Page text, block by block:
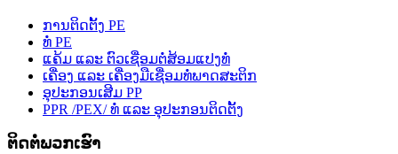
ການຕິດຕັ້ງ PE
ທໍ່ PE
ແຄ້ມ ແລະ ຕົວເຊື່ອມຕໍ່ສ້ອມແປງທໍ່
ເຄື່ອງ ແລະ ເຄື່ອງມືເຊື່ອມທໍ່ພາດສະຕິກ
ອຸປະກອນເສີມ PP
PPR /PEX/ ທໍ່ ແລະ ອຸປະກອນຕິດຕັ້ງ
ຕິດຕໍ່ພວກເຮົາ